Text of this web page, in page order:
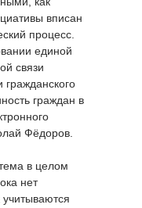
вписан
процесс.
единой
связи
гражданского
граждан в
Фёдоров.
в целом
нет
учитываются